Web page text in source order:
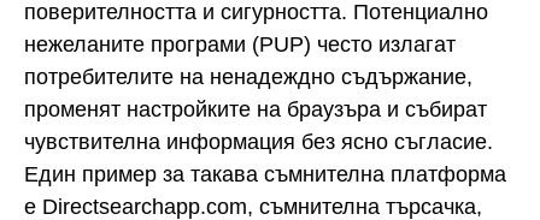
поверителността и сигурността. Потенциално
нежеланите програми (PUP) често излагат
потребителите на ненадеждно съдържание,
променят настройките на браузъра и събират
чувствителна информация без ясно съгласие.
Един пример за такава съмнителна платформа
е Directsearchapp.com, съмнителна търсачка,